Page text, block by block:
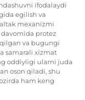
ifodalaydi
egilish va
mexanizmi
protez
va bugungi
samarali xizmat
oddiyligi ularni juda
oson qiladi, shu
ham keng